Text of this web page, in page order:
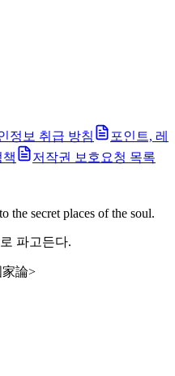
정보 취급 방침
포인트, 레
저작권 보호요청 목록
the secret places of the soul.
파고든다.
家論>